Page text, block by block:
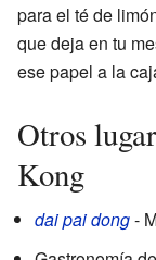
para el té de
que deja en tu
ese papel a la
Otros
Kong
dai pai dong-